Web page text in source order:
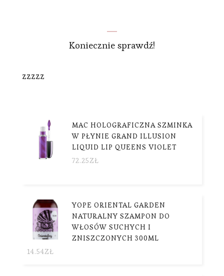
Koniecznie sprawdź!
zzzzz
MAC HOLOGRAFICZNA SZMINKA
W PŁYNIE GRAND ILLUSION
LIQUID LIP QUEENS VIOLET
72.25ZŁ
YOPE ORIENTAL GARDEN
NATURALNY SZAMPON DO
WŁOSÓW SUCHYCH I
ZNISZCZONYCH 300ML
14.54ZŁ